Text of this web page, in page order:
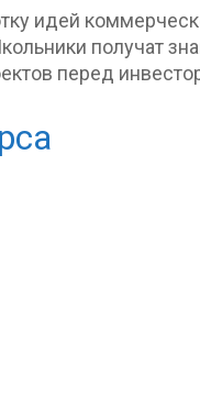
идей
получат
перед